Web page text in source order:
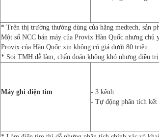
* Trên thị trường thường dùng của hãng medtech, sản
Một số NCC bán máy của Provix Hàn Quốc nhưng
Provix của Hàn Quốc xịn không có giá dưới 80 triệu.
* Soi TMH dễ làm, chẩn đoán không khó nhưng điều
Máy ghi điện tim
- 3 kênh
- Tự động phân tích kết